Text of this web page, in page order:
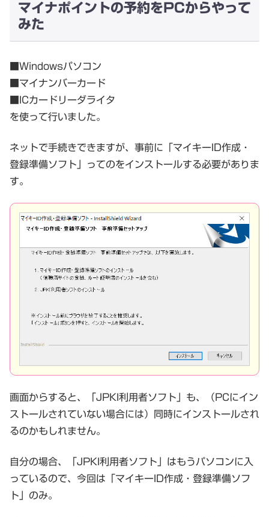
マイナポイントの予約をPCからやって
みた
■Windowsパソコン
■マイナンバーカード
■ICカードリーダライタ
を使って行いました。
ネットで手続きできますが、事前に「マイキーID作成・
登録準備ソフト」ってのをインストールする必要がありま
す。
画面からすると、「JPKI利用者ソフト」も、（PCにイン
ストールされていない場合には）同時にインストールされ
るのかもしれません。
自分の場合、「JPKI利用者ソフト」はもうパソコンに入
っているので、今回は「マイキーID作成・登録準備ソフ
ト」のみ。